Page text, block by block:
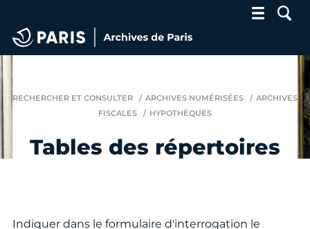
RECHERCHER ET CONSULTER ARCHIVES NUMÉRISÉES
ARCHIVES
FISCALES
HYPOTHÈQUES
Tables des répertoires
Indiquer dans le formulaire d'interrogation le